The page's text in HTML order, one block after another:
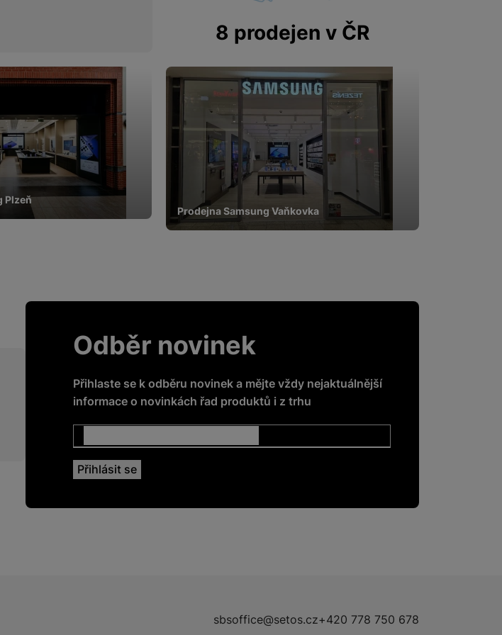
8 prodejen v ČR
Plzeň
Prodejna Samsung Vaňkovka
Odběr novinek
Přihlaste se k odběru novinek a mějte vždy nejaktuálnější
informace o novinkách řad produktů i z trhu
sbsoffice@setos.cz+420 778 750 678